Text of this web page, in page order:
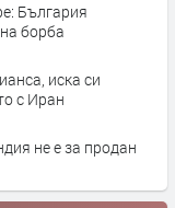
България
борба
иска си
с Иран
не е за продан